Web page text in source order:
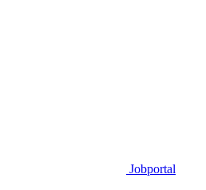
Jobportal